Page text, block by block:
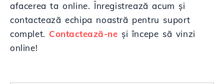
afacerea ta online. Înregistrează acum și
contactează echipa noastră pentru suport
complet. Contactează-ne și începe să vinzi
online!